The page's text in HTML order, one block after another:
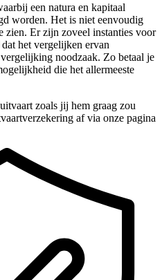
een natura en kapitaal
worden. Het is niet eenvoudig
zien. Er zijn zoveel instanties voor
het vergelijken ervan
noodzaak. Zo betaal je
die het allermeeste
zoals jij hem graag zou
af via onze pagina